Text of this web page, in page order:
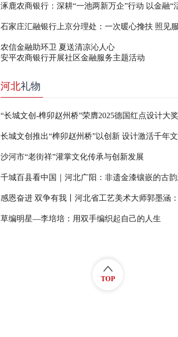
石家庄汇融银行上京分理处：一次暖心搀扶 照见
农信金融助环卫 夏送清凉沁人心
安平农商银行开展社区金融服务主题活动
河北礼物
“长城文创-榫卯赵州桥”荣膺2025德国红点设计大奖
长城文创推出“榫卯赵州桥”以创新 设计激活千年
沙河市“老街祥”灌掌文化传承与创新发展
千城百县看中国｜河北广阳：非遗金漆镶嵌的古
草编明星—李培培：用双手编织起自己的人生
TOP